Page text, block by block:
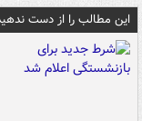
این مطالب را از دست